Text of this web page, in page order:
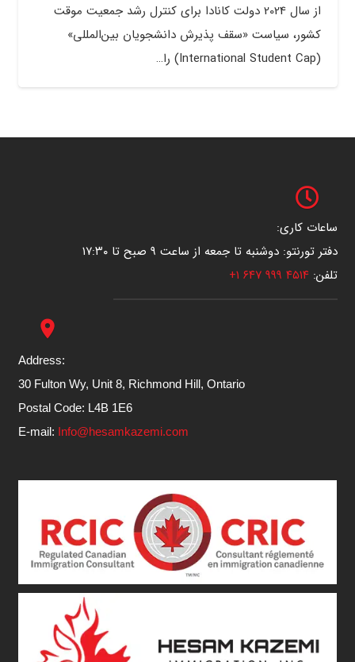
از سال 2024 دولت کانادا برای کنترل رشد جمعیت موقت
کشور، سیاست «سقف پذیرش دانشجویان بین‌المللی»
(International Student Cap) را…
ساعات کاری:
دفتر تورنتو: دوشنبه تا جمعه از ساعت ۹ صبح تا ۱۷:۳۰
تلفن:۴۵۱۴ ۹۹۹ ۶۴۷ ۱+
place
Address:
30 Fulton Wy, Unit 8, Richmond Hill, Ontario
Postal Code: L4B 1E6
E-mail: Info@hesamkazemi.com